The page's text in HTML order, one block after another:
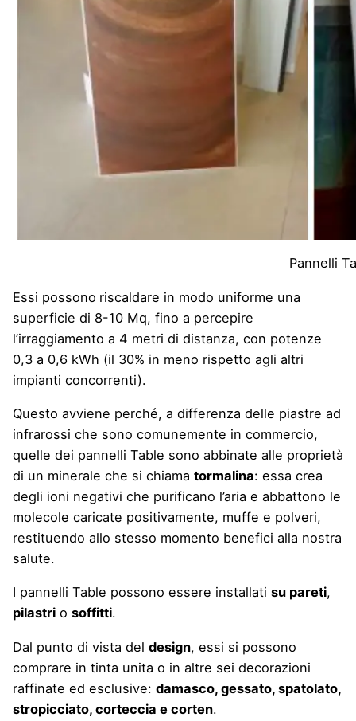
Pannelli
Essi possono riscaldare in modo uniforme una
superficie di 8-10 Mq, fino a percepire
l’irraggiamento a 4 metri di distanza, con potenze
0,3 a 0,6 kWh (il 30% in meno rispetto agli altri
impianti concorrenti).
Questo avviene perché, a differenza delle piastre ad
infrarossi che sono comunemente in commercio,
quelle dei pannelli Table sono abbinate alle proprietà
di un minerale che si chiama tormalina: essa crea
degli ioni negativi che purificano l’aria e abbattono le
molecole caricate positivamente, muffe e polveri,
restituendo allo stesso momento benefici alla nostra
salute.
I pannelli Table possono essere installati su pareti,
pilastri o soffitti.
Dal punto di vista del design, essi si possono
comprare in tinta unita o in altre sei decorazioni
raffinate ed esclusive: damasco, gessato, spatolato,
stropicciato, corteccia e corten.